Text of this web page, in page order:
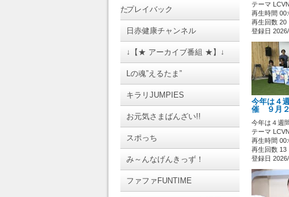
たプレイバック
日赤健康チャンネル
↓【★ アーカイブ番組 ★】↓
Lの魂”えるたま”
キラリJUMPIES
お元気さまばんざい!!
スポっち
み～んなげんきっず！
ファファFUNTIME
テーマ
再生時間
再生回数 20
登録日
今年は４
催 ９月
今年は４週
テーマ
再生時間
再生回数 13
登録日